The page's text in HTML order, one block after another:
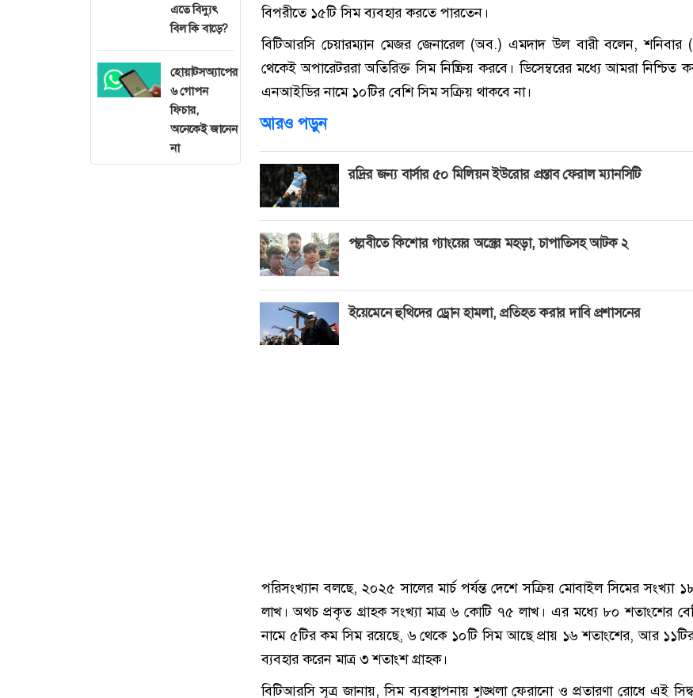
এতে বিদ্যুৎ
বিল কি বাড়ে?
হোয়াটসঅ্যাপের
৬ গোপন
ফিচার,
অনেকেই জানেন
না
বিপরীতে ১৫টি সিম ব্যবহার করতে পারতেন।
বিটিআরসি চেয়ারম্যান মেজর জেনারেল (অব.) এমদাদ উল বারী বলেন, শনিবার
থেকেই অপারেটররা অতিরিক্ত সিম নিষ্ক্রিয় করবে। ডিসেম্বরের মধ্যে আমরা
এনআইডির নামে ১০টির বেশি সিম সক্রিয় থাকবে না।
আরও পড়ুন
রদ্রির জন্য বার্সার ৫০ মিলিয়ন ইউরোর প্রস্তাব ফেরাল ম্যানসিটি
পল্লবীতে কিশোর গ্যাংয়ের অস্ত্রের মহড়া, চাপাতিসহ আটক ২
ইয়েমেনে হুথিদের ড্রোন হামলা, প্রতিহত করার দাবি প্রশাসনের
পরিসংখ্যান বলছে, ২০২৫ সালের মার্চ পর্যন্ত দেশে সক্রিয় মোবাইল সিমের সংখ্যা
লাখ। অথচ প্রকৃত গ্রাহক সংখ্যা মাত্র ৬ কোটি ৭৫ লাখ। এর মধ্যে ৮০ শতাংশের
নামে ৫টির কম সিম রয়েছে, ৬ থেকে ১০টি সিম আছে প্রায় ১৬ শতাংশের, আর
ব্যবহার করেন মাত্র ৩ শতাংশ গ্রাহক।
বিটিআরসি সূত্র জানায়, সিম ব্যবস্থাপনায় শৃঙ্খলা ফেরানো ও প্রতারণা রোধে এই